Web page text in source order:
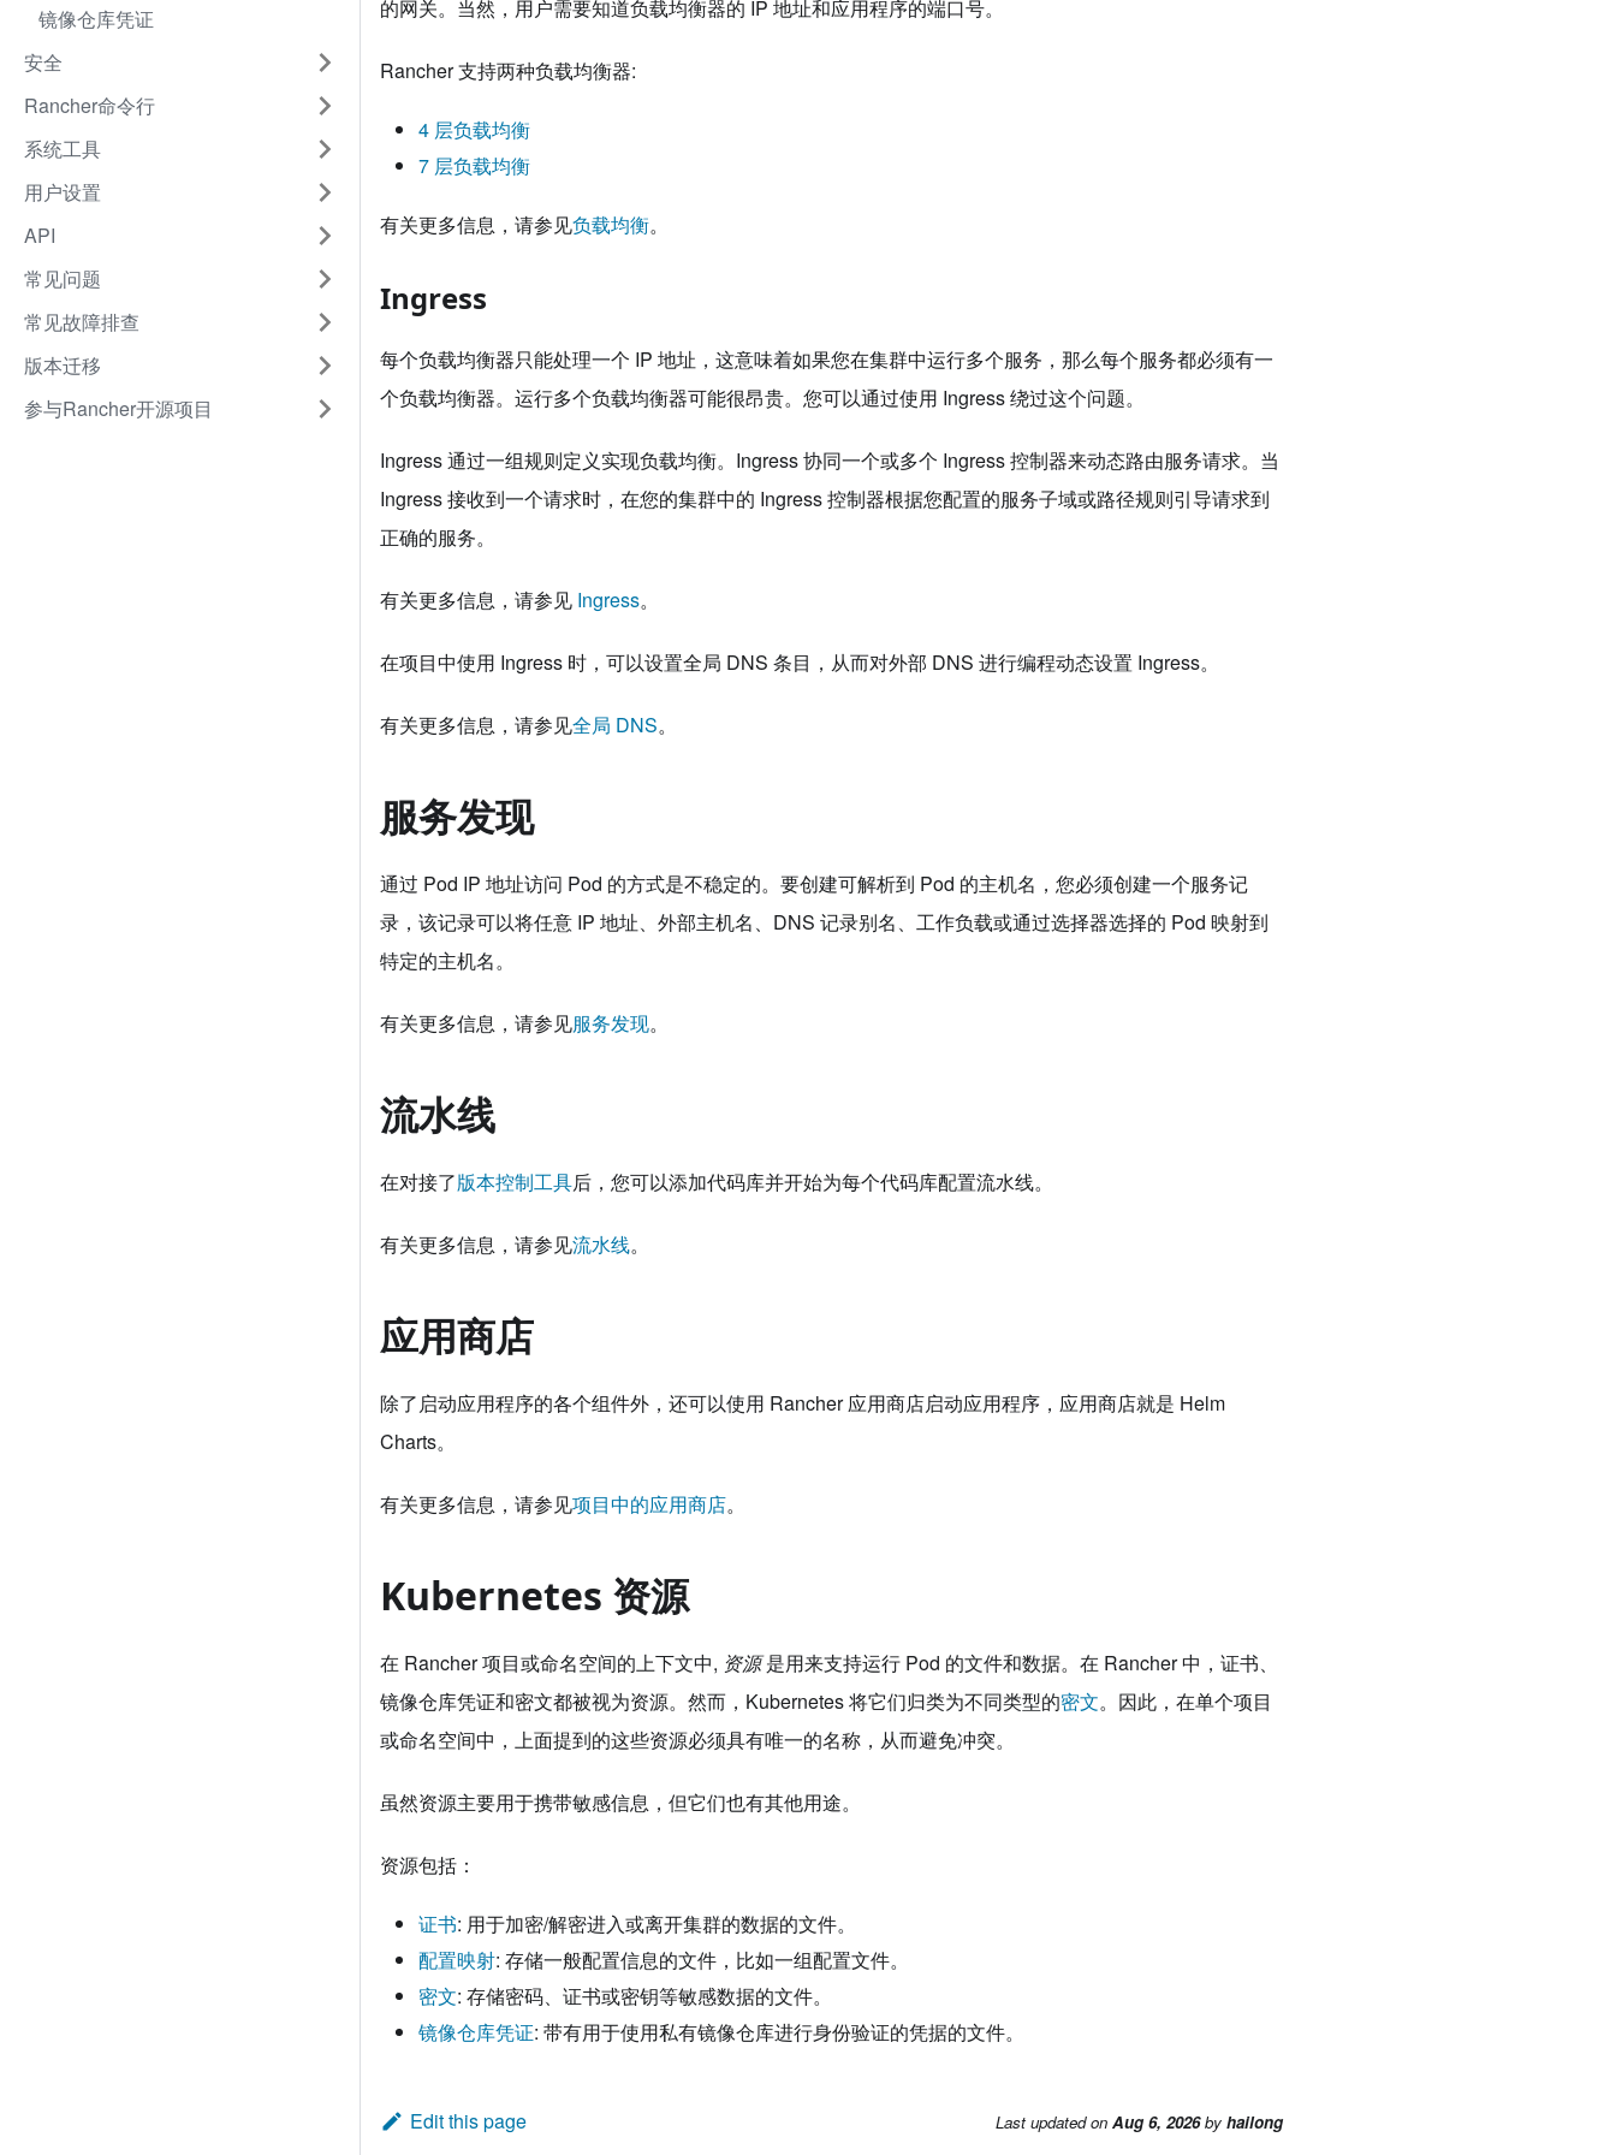
镜像仓库凭证
安全
Rancher命令行
系统工具
用户设置
API
常见问题
常见故障排查
版本迁移
参与Rancher开源项目
的网关。当然，用户需要知道负载均衡器的 IP 地址和应用程序的端口号。
Rancher 支持两种负载均衡器:
4 层负载均衡
7 层负载均衡
有关更多信息，请参见负载均衡。
Ingress
每个负载均衡器只能处理一个 IP 地址，这意味着如果您在集群中运行多个服务，那么每个服务都必须有一
个负载均衡器。运行多个负载均衡器可能很昂贵。您可以通过使用 Ingress 绕过这个问题。
Ingress 通过一组规则定义实现负载均衡。Ingress 协同一个或多个 Ingress 控制器来动态路由服务请求。当
Ingress 接收到一个请求时，在您的集群中的 Ingress 控制器根据您配置的服务子域或路径规则引导请求到
正确的服务。
有关更多信息，请参见 Ingress。
在项目中使用 Ingress 时，可以设置全局 DNS 条目，从而对外部 DNS 进行编程动态设置 Ingress。
有关更多信息，请参见全局 DNS。
服务发现
通过 Pod IP 地址访问 Pod 的方式是不稳定的。要创建可解析到 Pod 的主机名，您必须创建一个服务记
录，该记录可以将任意 IP 地址、外部主机名、DNS 记录别名、工作负载或通过选择器选择的 Pod 映射到
特定的主机名。
有关更多信息，请参见服务发现。
流水线
在对接了版本控制工具后，您可以添加代码库并开始为每个代码库配置流水线。
有关更多信息，请参见流水线。
应用商店
除了启动应用程序的各个组件外，还可以使用 Rancher 应用商店启动应用程序，应用商店就是 Helm
Charts。
有关更多信息，请参见项目中的应用商店。
Kubernetes 资源
在 Rancher 项目或命名空间的上下文中, 资源是用来支持运行 Pod 的文件和数据。在 Rancher 中，证书、
镜像仓库凭证和密文都被视为资源。然而，Kubernetes 将它们归类为不同类型的密文。因此，在单个项目
或命名空间中，上面提到的这些资源必须具有唯一的名称，从而避免冲突。
虽然资源主要用于携带敏感信息，但它们也有其他用途。
资源包括：
证书: 用于加密/解密进入或离开集群的数据的文件。
配置映射: 存储一般配置信息的文件，比如一组配置文件。
密文: 存储密码、证书或密钥等敏感数据的文件。
镜像仓库凭证: 带有用于使用私有镜像仓库进行身份验证的凭据的文件。
Edit this page Last updatedon Aug 6, 2026by hailong